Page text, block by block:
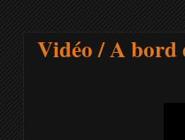
Vidéo / A bord